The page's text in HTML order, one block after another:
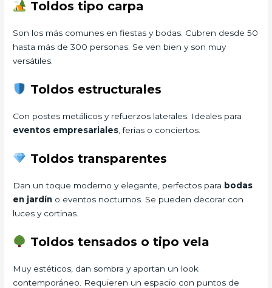
Toldos tipo carpa
Son los más comunes en fiestas y bodas. Cubren desde 50
hasta más de 300 personas. Se ven bien y son muy
versátiles.
Toldos estructurales
Con postes metálicos y refuerzos laterales. Ideales para
eventos empresariales , ferias o conciertos.
Toldos transparentes
Dan un toque moderno y elegante, perfectos para bodas
en jardín o eventos nocturnos. Se pueden decorar con
luces y cortinas.
Toldos tensados o tipo vela
Muy estéticos, dan sombra y aportan un look
contemporáneo. Requieren un espacio con puntos de